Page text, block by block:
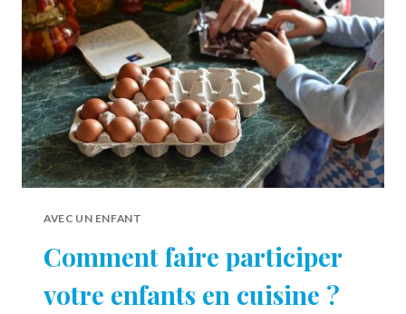
LUDIQUE
ET
ÉDUCATIVE
AVEC UN ENFANT
Comment faire participer
votre enfants en cuisine ?